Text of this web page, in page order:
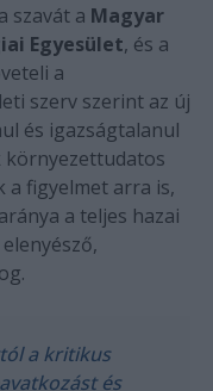
szavát a Magyar
Egyesület, és a
a
szerv szerint az új
és igazságtalanul
környezettudatos
a figyelmet arra is,
a teljes hazai
a kritikus
és